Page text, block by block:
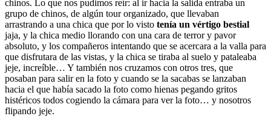
chinos. Lo que nos pudimos reír: al ir hacia la salida entraba un
grupo de chinos, de algún tour organizado, que llevaban
arrastrando a una chica que por lo visto tenía un vértigo bestial
jaja, y la chica medio llorando con una cara de terror y pavor
absoluto, y los compañeros intentando que se acercara a la valla para
que disfrutara de las vistas, y la chica se tiraba al suelo y pataleaba
jeje, increíble… Y también nos cruzamos con otros tres, que
posaban para salir en la foto y cuando se la sacabas se lanzaban
hacia el que había sacado la foto como hienas pegando gritos
histéricos todos cogiendo la cámara para ver la foto… y nosotros
flipando jeje.